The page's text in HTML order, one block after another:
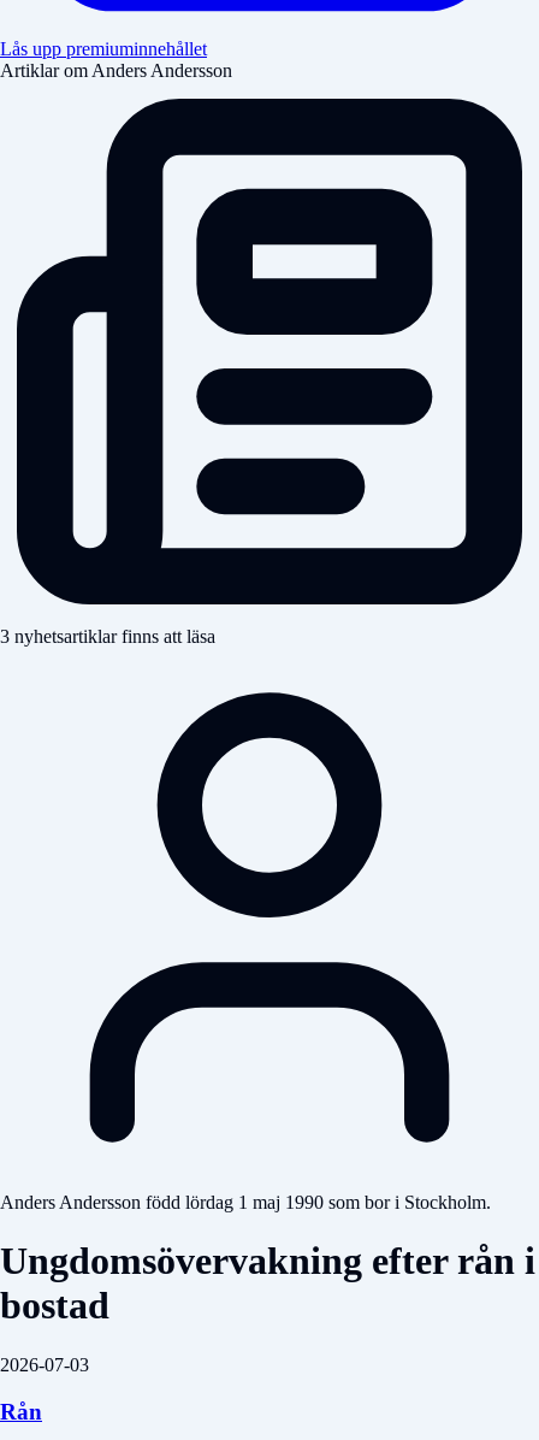
Lås upp premiuminnehållet
Artiklar om Anders Andersson
3 nyhetsartiklar finns att läsa
Anders Andersson född lördag 1 maj 1990 som bor i Stockholm.
Ungdomsövervakning efter rån i
bostad
2026-07-03
Rån